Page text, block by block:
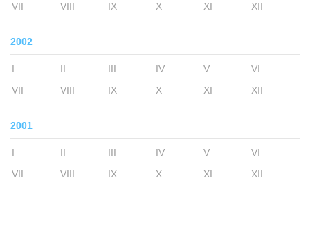
VII
VIII IX X XI XII
2002
I II III IV V
VI
VII
VIII IX X XI XII
2001
I II III IV V
VI
VII
VIII IX X XI XII